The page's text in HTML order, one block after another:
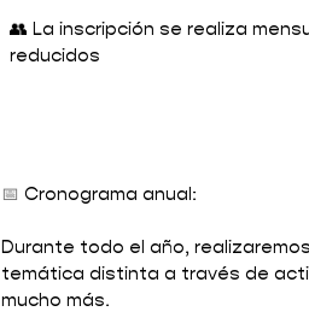
👥 La inscripción se realiza
reducidos
📅 Cronograma anual:
Durante todo el año,
temática distinta a través de
mucho más.